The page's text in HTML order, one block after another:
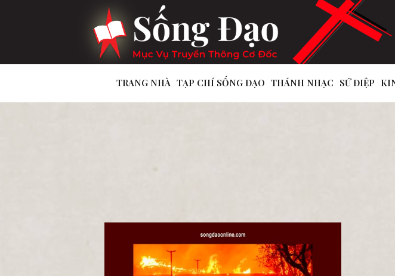
TRANG NHÀ TẠP CHÍ SỐNG ĐẠO THÁNH NHẠC SỨ ĐIỆP